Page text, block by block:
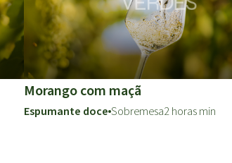
Morango com maçã
Espumante doce Sobremesa2 horas min